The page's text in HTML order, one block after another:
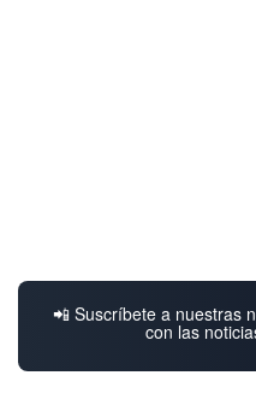
📲 Suscríbete a nuestras
con las